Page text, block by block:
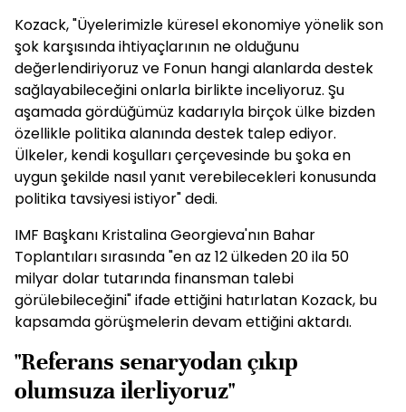
Kozack, "Üyelerimizle küresel ekonomiye yönelik son
şok karşısında ihtiyaçlarının ne olduğunu
değerlendiriyoruz ve Fonun hangi alanlarda destek
sağlayabileceğini onlarla birlikte inceliyoruz. Şu
aşamada gördüğümüz kadarıyla birçok ülke bizden
özellikle politika alanında destek talep ediyor.
Ülkeler, kendi koşulları çerçevesinde bu şoka en
uygun şekilde nasıl yanıt verebilecekleri konusunda
politika tavsiyesi istiyor" dedi.
IMF Başkanı Kristalina Georgieva'nın Bahar
Toplantıları sırasında "en az 12 ülkeden 20 ila 50
milyar dolar tutarında finansman talebi
görülebileceğini" ifade ettiğini hatırlatan Kozack, bu
kapsamda görüşmelerin devam ettiğini aktardı.
"Referans senaryodan çıkıp
olumsuza ilerliyoruz"